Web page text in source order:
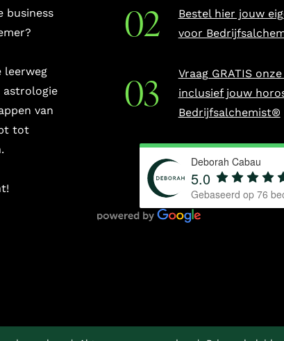
business
leerweg
astrologie
van
tot
Bestel hier jouw
voor
Vraag GRATIS
inclusief jouw
Bedrijfsalchemist®
Deborah Cabau
5.0
Gebaseerd op76